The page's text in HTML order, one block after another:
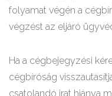
folyamat végén a
végzést az eljáró
Ha a cégbejegyzési
cégbíróság
csatolandó irat hiánya